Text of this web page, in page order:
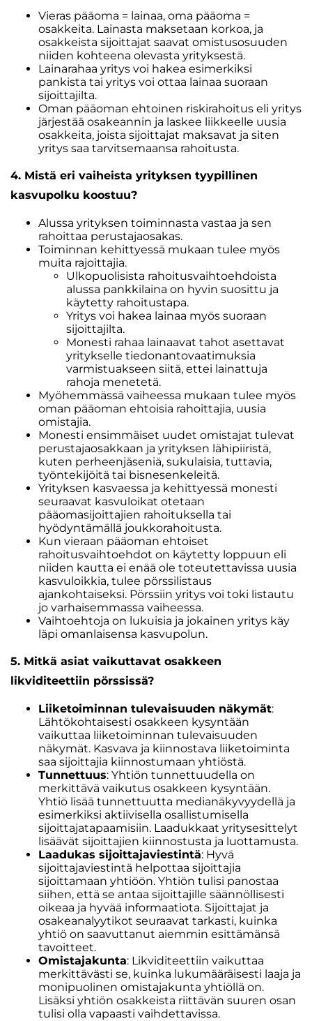
Vieras pääoma = lainaa, oma pääoma =
osakkeita. Lainasta maksetaan korkoa, ja
osakkeista sijoittajat saavat omistusosuuden
niiden kohteena olevasta yrityksestä.
Lainarahaa yritys voi hakea esimerkiksi
pankista tai yritys voi ottaa lainaa suoraan
sijoittajilta.
Oman pääoman ehtoinen riskirahoitus eli yritys
järjestää osakeannin ja laskee liikkeelle uusia
osakkeita, joista sijoittajat maksavat ja siten
yritys saa tarvitsemaansa rahoitusta.
4. Mistä eri vaiheista yrityksen tyypillinen
kasvupolku koostuu?
Alussa yrityksen toiminnasta vastaa ja sen
rahoittaa perustajaosakas.
Toiminnan kehittyessä mukaan tulee myös
muita rajoittajia.
Ulkopuolisista rahoitusvaihtoehdoista
alussa pankkilaina on hyvin suosittu ja
käytetty rahoitustapa.
Yritys voi hakea lainaa myös suoraan
sijoittajilta.
Monesti rahaa lainaavat tahot asettavat
yritykselle tiedonantovaatimuksia
varmistuakseen siitä, ettei lainattuja
rahoja menetetä.
Myöhemmässä vaiheessa mukaan tulee myös
oman pääoman ehtoisia rahoittajia, uusia
omistajia.
Monesti ensimmäiset uudet omistajat tulevat
perustajaosakkaan ja yrityksen lähipiiristä,
kuten perheenjäseniä, sukulaisia, tuttavia,
työntekijöitä tai bisnesenkeleitä.
Yrityksen kasvaessa ja kehittyessä monesti
seuraavat kasvuloikat otetaan
pääomasijoittajien rahoituksella tai
hyödyntämällä joukkorahoitusta.
Kun vieraan pääoman ehtoiset
rahoitusvaihtoehdot on käytetty loppuun eli
niiden kautta ei enää ole toteutettavissa uusia
kasvuloikkia, tulee pörssilistaus
ajankohtaiseksi. Pörssiin yritys voi toki listautu
jo varhaisemmassa vaiheessa.
Vaihtoehtoja on lukuisia ja jokainen yritys käy
läpi omanlaisensa kasvupolun.
5. Mitkä asiat vaikuttavat osakkeen
likviditeettiin pörssissä?
Liiketoiminnan tulevaisuuden näkymät:
Lähtökohtaisesti osakkeen kysyntään
vaikuttaa liiketoiminnan tulevaisuuden
näkymät. Kasvava ja kiinnostava liiketoiminta
saa sijoittajia kiinnostumaan yhtiöstä.
Tunnettuus: Yhtiön tunnettuudella on
merkittävä vaikutus osakkeen kysyntään.
Yhtiö lisää tunnettuutta medianäkyvyydellä ja
esimerkiksi aktiivisella osallistumisella
sijoittajatapaamisiin. Laadukkaat yritysesittelyt
lisäävät sijoittajien kiinnostusta ja luottamusta.
Laadukas sijoittajaviestintä: Hyvä
sijoittajaviestintä helpottaa sijoittajia
sijoittamaan yhtiöön. Yhtiön tulisi panostaa
siihen, että se antaa sijoittajille säännöllisesti
oikeaa ja hyvää informaatiota. Sijoittajat ja
osakeanalyytikot seuraavat tarkasti, kuinka
yhtiö on saavuttanut aiemmin esittämänsä
tavoitteet.
Omistajakunta: Likviditeettiin vaikuttaa
merkittävästi se, kuinka lukumääräisesti laaja ja
monipuolinen omistajakunta yhtiöllä on.
Lisäksi yhtiön osakkeista riittävän suuren osan
tulisi olla vapaasti vaihdettavissa.